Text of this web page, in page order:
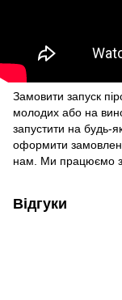
Замовити запуск
молодих або на
запустити на будь-
оформити
нам. Ми працюємо з
Відгуки